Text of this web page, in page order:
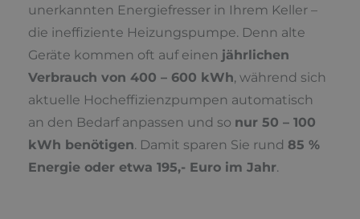
unerkannten Energiefresser in Ihrem Keller –
die ineffiziente Heizungspumpe. Denn alte
Geräte kommen oft auf einen jährlichen
Verbrauch von 400 – 600 kWh, während sich
aktuelle Hocheffizienzpumpen automatisch
an den Bedarf anpassen und so nur 50 – 100
kWh benötigen. Damit sparen Sie rund 85 %
Energie oder etwa 195,- Euro im Jahr.